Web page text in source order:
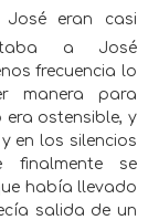
eran casi
a José
frecuencia lo
manera para
ostensible, y
en los silencios
finalmente se
había llevado
salida de un